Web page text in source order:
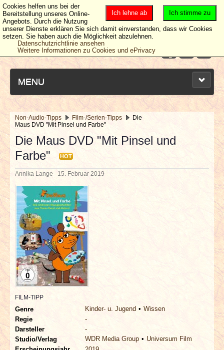
MENU
NEUESTE ARTIKEL
NEWS & DATES
BERICHTE
VERLOSUNGEN
INTERVIEWS
SPECIALS
REDAKTION
LINKS
ARCHIV
Non-Audio-Tipps Film-/Serien-Tipps
Die
Maus DVD "Mit Pinsel und Farbe"
Die Maus DVD "Mit Pinsel und
Farbe"
HOT
Annika Lange 15. Februar 2019
FILM-TIPP
Genre Kinder- u. Jugend
Wissen
Regie
-
Darsteller
-
Studio/Verlag
WDR Media Group
Universum Film
Ich stimme zu
Ich lehne ab
Cookies helfen uns bei der
Bereitstellung unseres Online-
Angebots. Durch die Nutzung
unserer Dienste erklären Sie sich damit einverstanden, dass wir Cookies
setzen. Sie haben auch die Möglichkeit abzulehnen.
Datenschutzrichtlinie ansehen
Weitere Informationen zu Cookies und ePrivacy